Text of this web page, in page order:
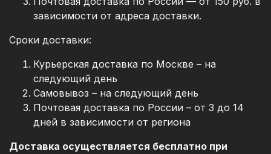
зависимости от адреса доставки.
Сроки доставки:
Курьерская доставка по Москве – на
следующий день
Самовывоз – на следующий день
Почтовая доставка по России – от 3 до 14
дней в зависимости от региона
Доставка осуществляется бесплатно при